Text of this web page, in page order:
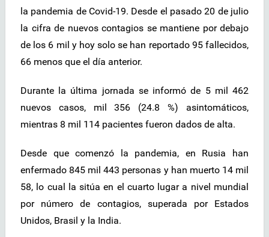
la pandemia de Covid-19. Desde el pasado 20 de julio
la cifra de nuevos contagios se mantiene por debajo
de los 6 mil y hoy solo se han reportado 95 fallecidos,
66 menos que el día anterior.
Durante la última jornada se informó de 5 mil 462
nuevos casos, mil 356 (24.8 %) asintomáticos,
mientras 8 mil 114 pacientes fueron dados de alta.
Desde que comenzó la pandemia, en Rusia han
enfermado 845 mil 443 personas y han muerto 14 mil
58, lo cual la sitúa en el cuarto lugar a nivel mundial
por número de contagios, superada por Estados
Unidos, Brasil y la India.